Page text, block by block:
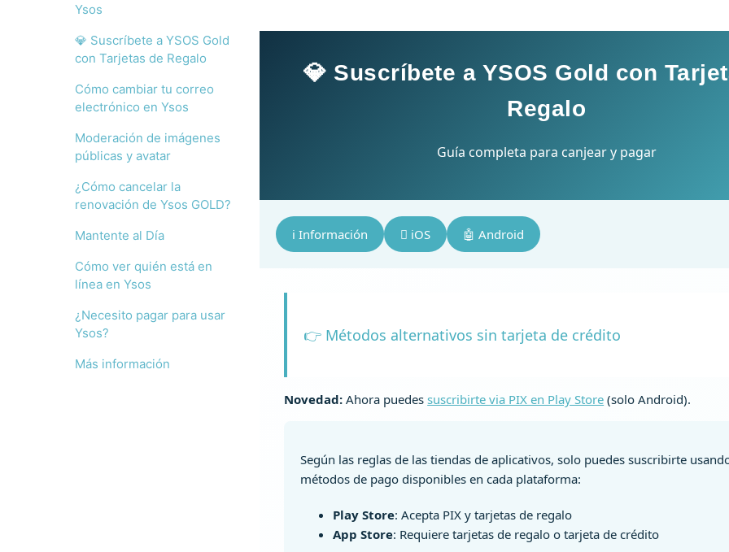
Ysos
💎 Suscríbete a YSOS Gold
con Tarjetas de Regalo
Cómo cambiar tu correo
electrónico en Ysos
Moderación de imágenes
públicas y avatar
¿Cómo cancelar la
renovación de Ysos GOLD?
Mantente al Día
Cómo ver quién está en
línea en Ysos
¿Necesito pagar para usar
Ysos?
Más información
💎 Suscríbete a YSOS Gold con
Regalo
Guía completa para canjear y pagar
ℹ️ Información  iOS 🤖 Android
👉 Métodos alternativos sin tarjeta de crédito
Novedad: Ahora puedessuscribirte via PIX en Play Store (solo Android).
Según las reglas de las tiendas de aplicativos, solo puedes suscribirte
métodos de pago disponibles en cada plataforma:
Play Store: Acepta PIX y tarjetas de regalo
App Store: Requiere tarjetas de regalo o tarjeta de crédito